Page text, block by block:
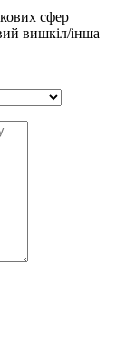
сфер
вишкіл/інша